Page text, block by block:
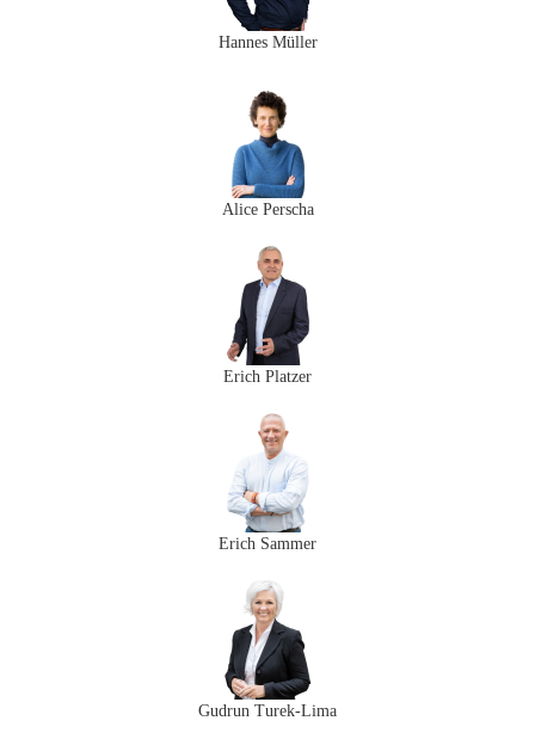
Hannes Müller
Alice Perscha
Erich Platzer​
Erich Sammer
Gudrun Turek-Lima